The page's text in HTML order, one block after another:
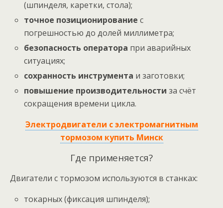
(шпинделя, каретки, стола);
точное позиционирование с
погрешностью до долей миллиметра;
безопасность оператора при аварийных
ситуациях;
сохранность инструмента и заготовки;
повышение производительности за счёт
сокращения времени цикла.
Электродвигатели с электромагнитным
тормозом купить Минск
Где применяется?
Двигатели с тормозом используются в станках:
токарных (фиксация шпинделя);